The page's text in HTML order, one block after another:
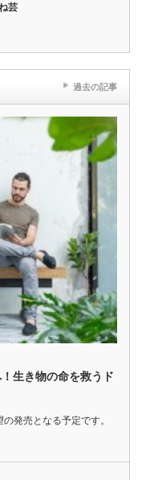
芸
過去の記事
生き物の命を救うド
発売となる予定です。